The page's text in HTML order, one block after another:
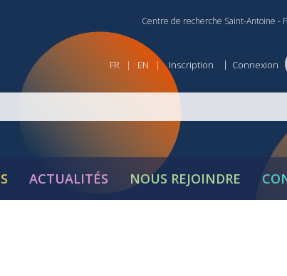
Centre de recherche Saint-Antoine -
FR | EN | Inscription | Connexion
ACTUALITÉS NOUS REJOINDRE